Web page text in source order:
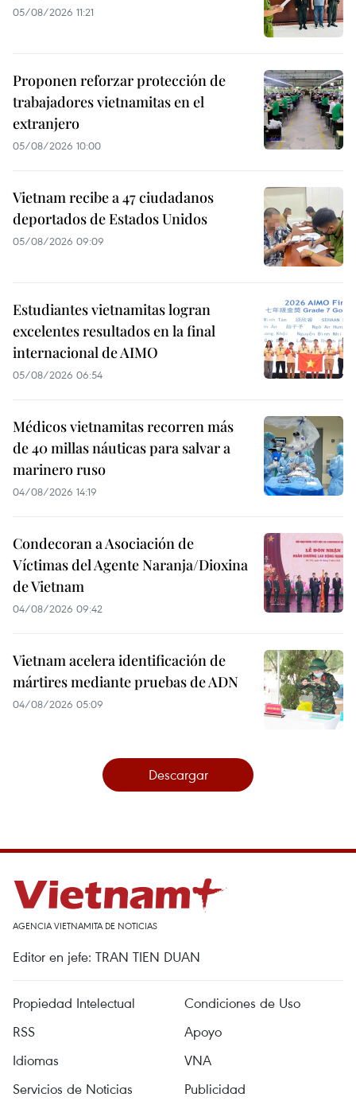
05/08/2026 11:21
Proponen reforzar protección de
trabajadores vietnamitas en el
extranjero
05/08/2026 10:00
Vietnam recibe a 47 ciudadanos
deportados de Estados Unidos
05/08/2026 09:09
Estudiantes vietnamitas logran
excelentes resultados en la final
internacional de AIMO
05/08/2026 06:54
Médicos vietnamitas recorren más
de 40 millas náuticas para salvar a
marinero ruso
04/08/2026 14:19
Condecoran a Asociación de
Víctimas del Agente Naranja/Dioxina
de Vietnam
04/08/2026 09:42
Vietnam acelera identificación de
mártires mediante pruebas de ADN
04/08/2026 05:09
Descargar
AGENCIA VIETNAMITA DE NOTICIAS
Editor en jefe: TRAN TIEN DUAN
Propiedad Intelectual
Condiciones de Uso
RSS
Apoyo
Idiomas
VNA
Servicios de Noticias
Publicidad